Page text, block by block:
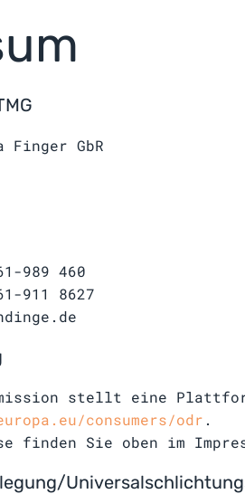
Finger GbR
989 460
911 8627
stellt eine
consumers/odr .
finden Sie oben im